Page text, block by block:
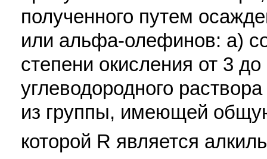
полученного путем
или альфа-олефинов: a)
степени окисления от 3
углеводородного
из группы, имеющей
которой R является